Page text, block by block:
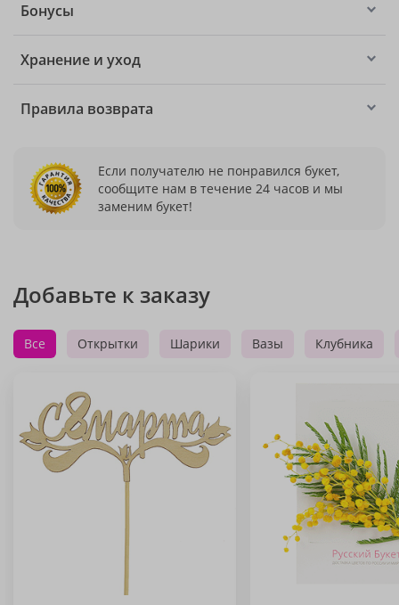
Бонусы
Хранение и уход
Правила возврата
Если получателю не понравился букет,
сообщите нам в течение 24 часов и мы
заменим букет!
Добавьте к заказу
Все Открытки Шарики Вазы Клубника